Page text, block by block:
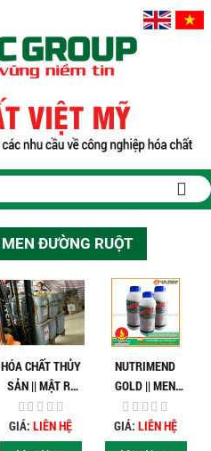
MEN ĐƯỜNG RUỘT
HÓA CHẤT THỦY
SẢN || MẬT RỈ
ĐƯỜNG
GIÁ:LIÊN HỆ
NUTRIMEND
GOLD || MEN
TIÊU HÓA || HÓA
CHẤT THỦY SẢN
GIÁ: LIÊN HỆ